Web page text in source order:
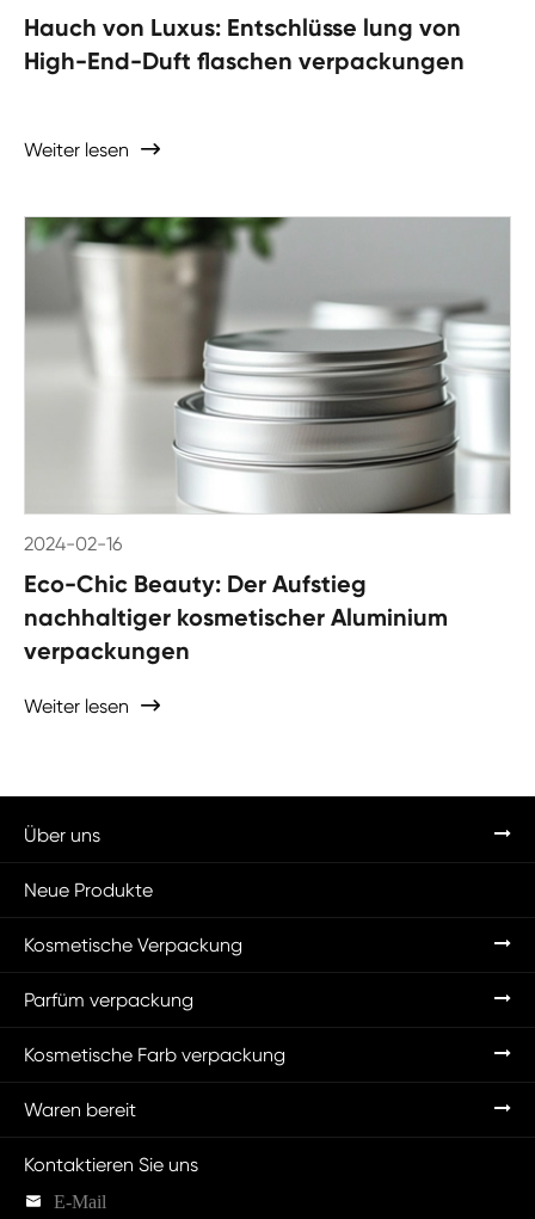
Hauch von Luxus: Entschlüsse lung von
High-End-Duft flaschen verpackungen
Weiter lesen 
2024-02-16
Eco-Chic Beauty: Der Aufstieg
nachhaltiger kosmetischer Aluminium
verpackungen
Weiter lesen 
Über uns
Neue Produkte
Kosmetische Verpackung
Parfüm verpackung
Kosmetische Farb verpackung
Waren bereit
Kontaktieren Sie uns
 E-Mail